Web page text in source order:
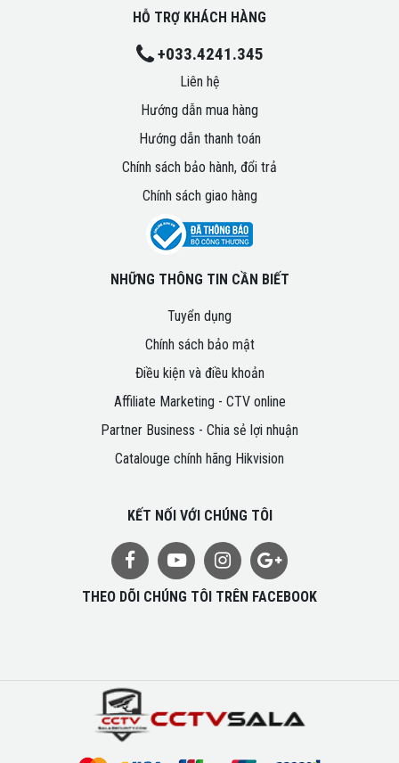
HỖ TRỢ KHÁCH HÀNG
+033.4241.345
Liên hệ
Hướng dẫn mua hàng
Hướng dẫn thanh toán
Chính sách bảo hành, đổi trả
Chính sách giao hàng
NHỮNG THÔNG TIN CẦN BIẾT
Tuyển dụng
Chính sách bảo mật
Điều kiện và điều khoản
Affiliate Marketing - CTV online
Partner Business - Chia sẻ lợi nhuận
Catalouge chính hãng Hikvision
KẾT NỐI VỚI CHÚNG TÔI
THEO DÕI CHÚNG TÔI TRÊN FACEBOOK